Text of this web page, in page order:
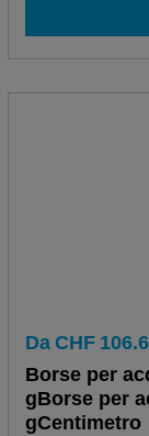
Da CHF
Borse per
gBorse per
gCentimetro